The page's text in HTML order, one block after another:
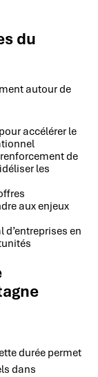
du
autour de
accélérer le
de
les
aux enjeux
en
durée permet
dans